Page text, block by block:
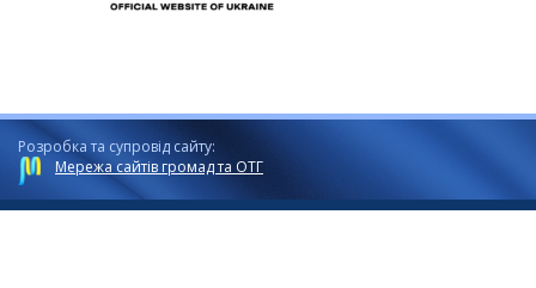
Розробка та супровід сайту:
Мережа сайтів громад та ОТГ